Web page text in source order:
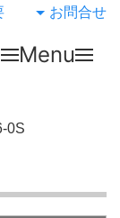
お問合せ
Menu
0S